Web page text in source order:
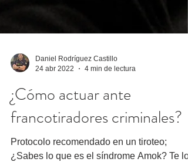
Daniel Rodríguez Castillo
24 abr 2022
4 min de lectura
¿Cómo actuar ante
francotiradores criminales?